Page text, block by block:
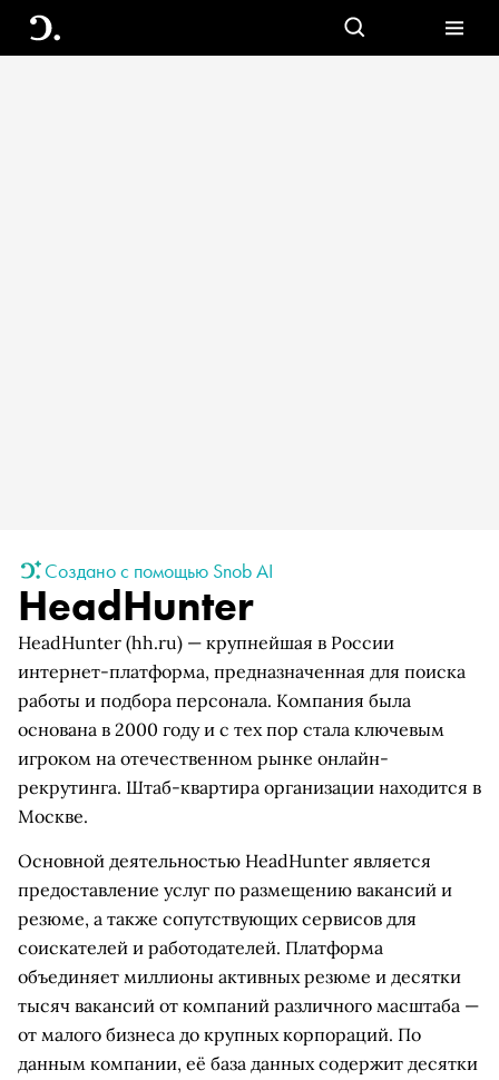
Создано с помощью Snob AI
HeadHunter
HeadHunter (hh.ru) — крупнейшая в России
интернет-платформа, предназначенная для поиска
работы и подбора персонала. Компания была
основана в 2000 году и с тех пор стала ключевым
игроком на отечественном рынке онлайн-
рекрутинга. Штаб-квартира организации находится в
Москве.
Основной деятельностью HeadHunter является
предоставление услуг по размещению вакансий и
резюме, а также сопутствующих сервисов для
соискателей и работодателей. Платформа
объединяет миллионы активных резюме и десятки
тысяч вакансий от компаний различного масштаба —
от малого бизнеса до крупных корпораций. По
данным компании, её база данных содержит десятки